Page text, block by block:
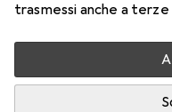
trasmessi anche a
Accessori per
Qui trovi accessori
74C2HYE della